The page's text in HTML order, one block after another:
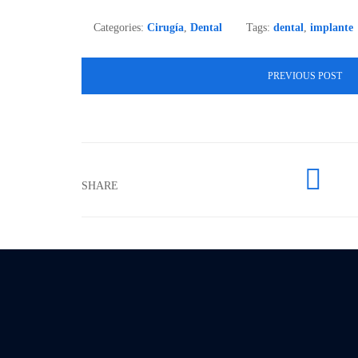
Categories: Cirugía Dental Tags: dental implante
PREVIOUS POST
SHARE 